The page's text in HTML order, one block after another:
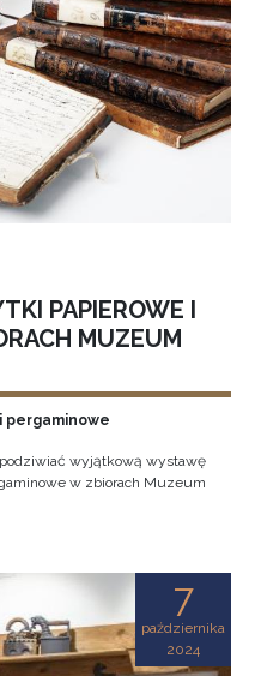
PAPIEROWE I
MUZEUM
pergaminowe
wyjątkową wystawę
w zbiorach Muzeum
7
października
2024